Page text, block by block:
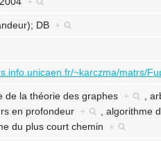
DB +
~karczma/matrs/
de la théorie des graphes + ,
en profondeur + ,algorithme
du plus court chemin +